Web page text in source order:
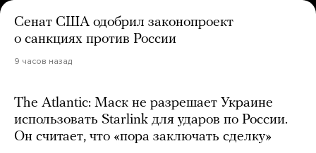
Сенат США одобрил законопроект
о санкциях против России
9 часов назад
The Atlantic: Маск не разрешает Украине
использовать Starlink для ударов по России.
Он считает, что «пора заключать сделку»